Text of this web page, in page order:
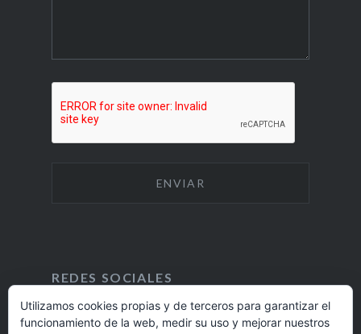
REDES SOCIALES
I F
Utilizamos cookies propias y de terceros para garantizar el
funcionamiento de la web, medir su uso y mejorar nuestros